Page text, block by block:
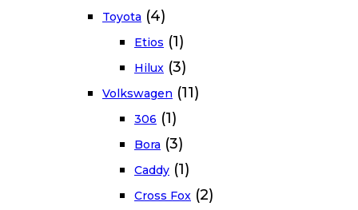
Toyota (4)
Etios (1)
Hilux (3)
Volkswagen (11)
306 (1)
Bora (3)
Caddy (1)
Cross Fox (2)